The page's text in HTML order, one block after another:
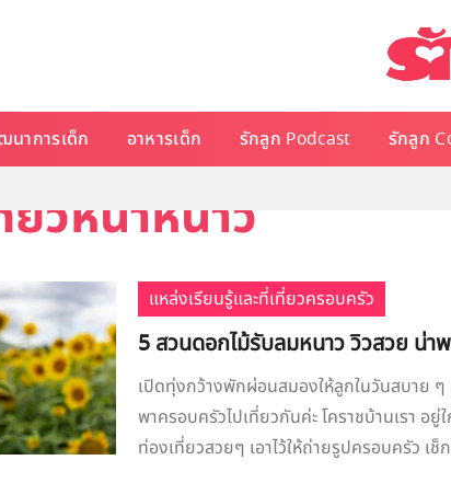
าการเด็ก อาหารเด็ก รักลูก Podcast รักลูก
ยวหน้าหนาว
แหล่งเรียนรู้และที่เที่ยวครอบครัว
5 สวนดอกไม้รับลมหนาว วิวสวย น่า
เปิดทุ่งกว้างพักผ่อนสมองให้ลูกในวันสบาย
พาครอบครัวไปเที่ยวกันค่ะ โคราชบ้านเรา อ
ท่องเที่ยวสวยๆ เอาไว้ให้ถ่ายรูปครอบครัว เช็